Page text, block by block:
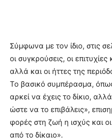
Σύμφωνα με τον ίδιο, στις
οι συγκρούσεις, οι επιτυχίες
αλλά και οι ήττες της
Το βασικό συμπέρασμα, όπως
αρκεί να έχεις το δίκιο,
ώστε να το επιβάλεις»,
φορές στη ζωή η ισχύς και
από το δίκαιο».